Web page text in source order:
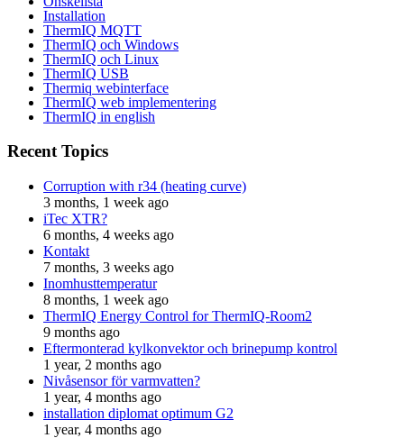
Installation
ThermIQ MQTT
ThermIQ och Windows
ThermIQ och Linux
ThermIQ USB
Thermiq webinterface
ThermIQ web implementering
ThermIQ in english
Recent Topics
Corruption with r34 (heating curve)
3 months, 1 week ago
iTec XTR?
6 months, 4 weeks ago
Kontakt
7 months, 3 weeks ago
Inomhusttemperatur
8 months, 1 week ago
ThermIQ Energy Control for ThermIQ-Room2
9 months ago
Eftermonterad kylkonvektor och brinepump kontrol
1 year, 2 months ago
Nivåsensor för varmvatten?
1 year, 4 months ago
installation diplomat optimum G2
1 year, 4 months ago